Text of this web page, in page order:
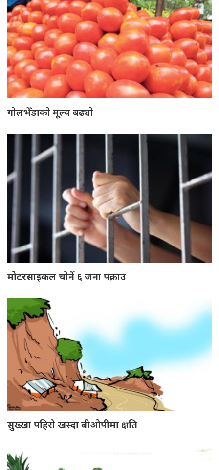
गोलभेँडाको मूल्य बढ्यो
मोटरसाइकल चोर्ने ६ जना पक्राउ
सुख्खा पहिरो खस्दा बीओपीमा क्षति